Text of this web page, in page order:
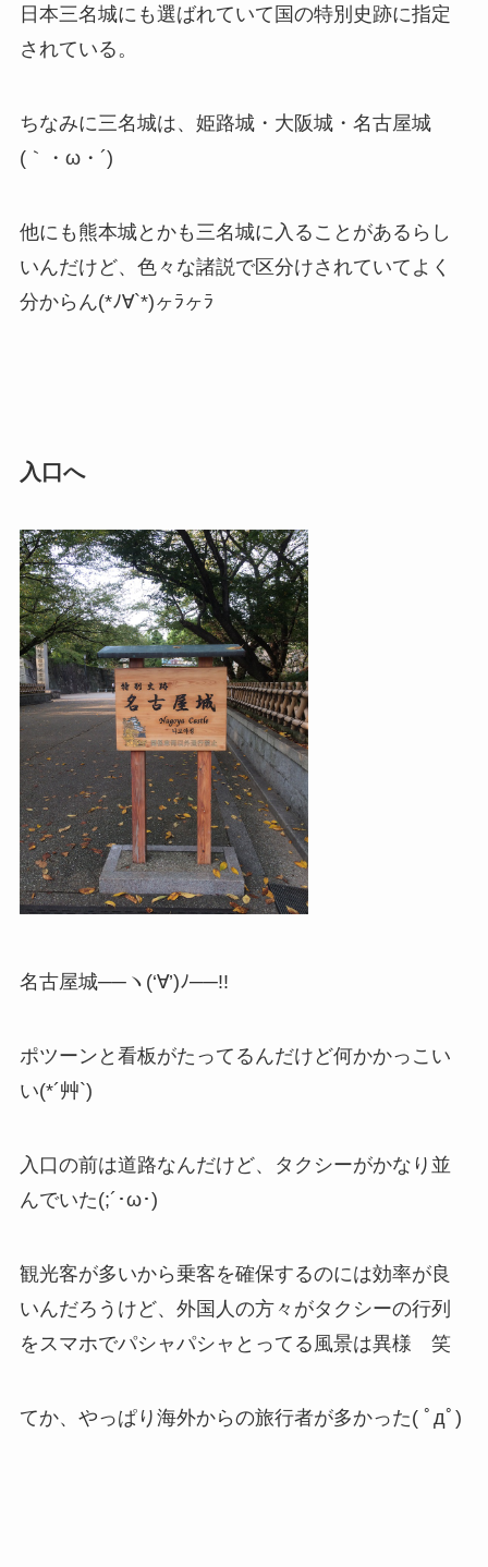
日本三名城にも選ばれていて国の特別史跡に指定
されている。
ちなみに三名城は、姫路城・大阪城・名古屋城
(｀・ω・´)
他にも熊本城とかも三名城に入ることがあるらし
いんだけど、色々な諸説で区分けされていてよく
分からん(*ﾉ∀`*)ヶﾗヶﾗ
入口へ
名古屋城──ヽ(‘∀’)ﾉ──!!
ポツーンと看板がたってるんだけど何かかっこい
い(*´艸`)
入口の前は道路なんだけど、タクシーがかなり並
んでいた(;´･ω･)
観光客が多いから乗客を確保するのには効率が良
いんだろうけど、外国人の方々がタクシーの行列
をスマホでパシャパシャとってる風景は異様 笑
てか、やっぱり海外からの旅行者が多かった( ﾟдﾟ)